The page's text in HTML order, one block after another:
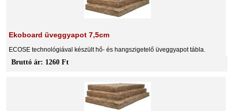
Ekoboard üveggyapot 7,5cm
ECOSE technológiával készült hő- és hangszigetelő üveggyapot tábla.
Bruttó ár: 1260 Ft